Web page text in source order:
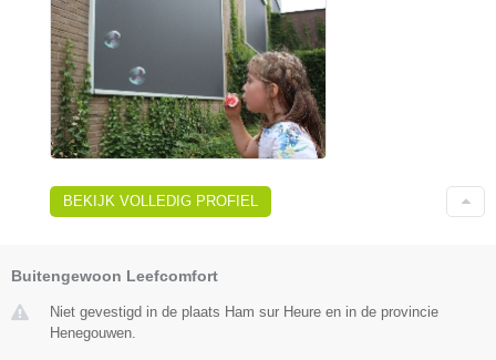
BEKIJK VOLLEDIG PROFIEL
Buitengewoon Leefcomfort
Niet gevestigd in de plaats Ham sur Heure en in de provincie
Henegouwen.